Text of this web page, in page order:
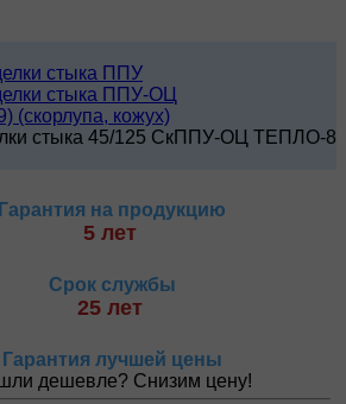
стыка ППУ
стыка ППУ-ОЦ
(скорлупа, кожух)
стыка 45/125 СкППУ-ОЦ ТЕПЛО-8
Гарантия на продукцию
5 лет
Срок службы
25 лет
Гарантия лучшей цены
дешевле? Снизим цену!